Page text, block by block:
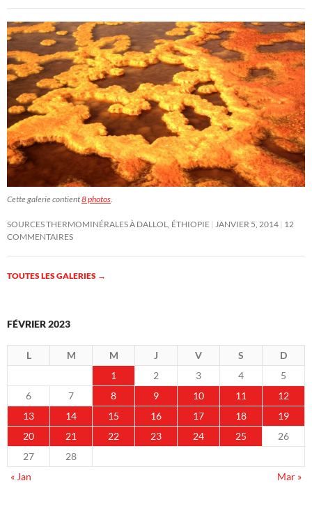
Cette galerie contient8 photos
SOURCES THERMOMINÉRALES À DALLOL, ÉTHIOPIE JANVIER 5, 2014 12
COMMENTAIRES
TOUTES LES GALERIES →
FÉVRIER 2023
L M M J V S
D
1
2 3 4
5
6
7 8 9 10 11
12
13
14 15 16 17 18
19
20
21 22 23 24 25
26
27
28
« Jan
Mar »